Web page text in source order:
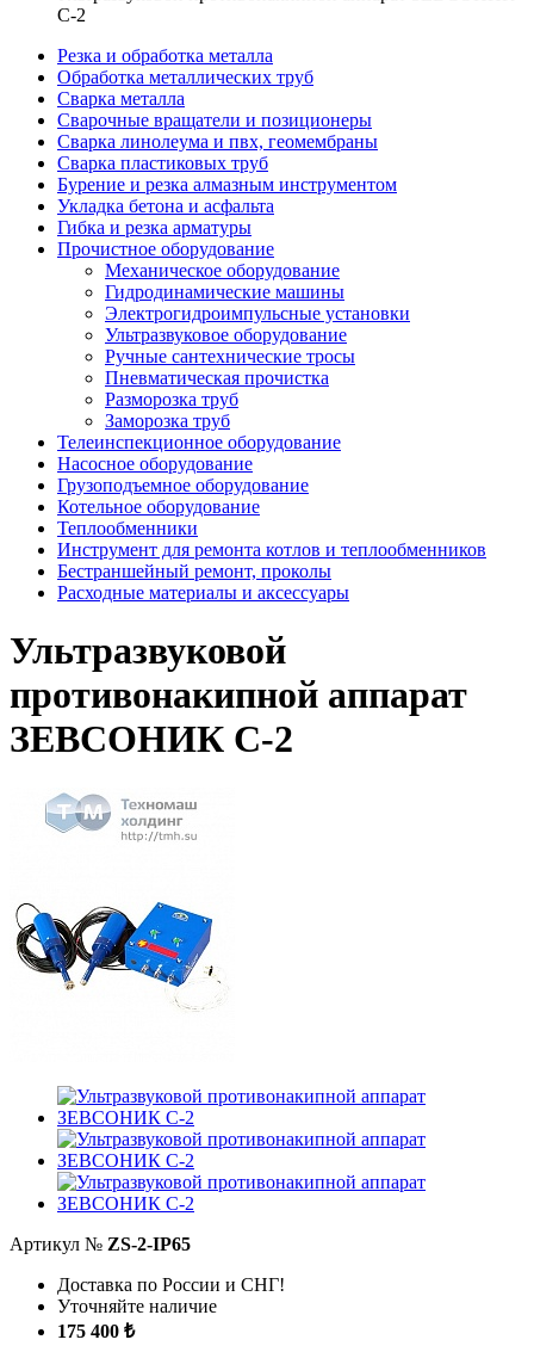
С-2
Резка и обработка металла
Обработка металлических труб
Сварка металла
Сварочные вращатели и позиционеры
Сварка линолеума и пвх, геомембраны
Сварка пластиковых труб
Бурение и резка алмазным инструментом
Укладка бетона и асфальта
Гибка и резка арматуры
Прочистное оборудование
Механическое оборудование
Гидродинамические машины
Электрогидроимпульсные установки
Ультразвуковое оборудование
Ручные сантехнические тросы
Пневматическая прочистка
Разморозка труб
Заморозка труб
Телеинспекционное оборудование
Насосное оборудование
Грузоподъемное оборудование
Котельное оборудование
Теплообменники
Инструмент для ремонта котлов и теплообменников
Бестраншейный ремонт, проколы
Расходные материалы и аксессуары
Ультразвуковой
противонакипной аппарат
ЗЕВСОНИК С-2
Артикул № ZS-2-IP65
Доставка по России и СНГ!
Уточняйте наличие
175 400 ₺